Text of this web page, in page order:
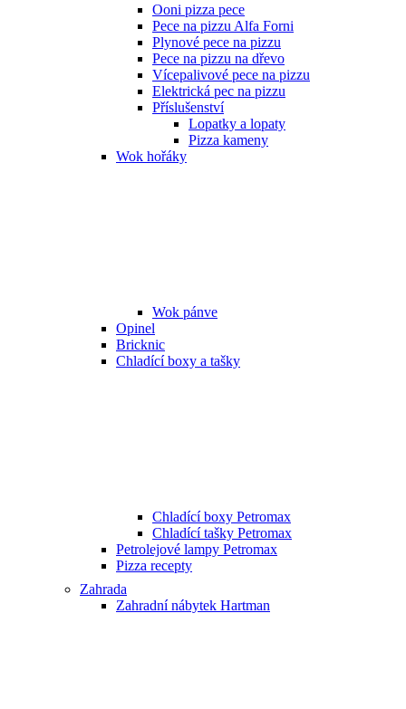
Ooni pizza pece
Pece na pizzu Alfa Forni
Plynové pece na pizzu
Pece na pizzu na dřevo
Vícepalivové pece na pizzu
Elektrická pec na pizzu
Příslušenství
Lopatky a lopaty
Pizza kameny
Wok hořáky
Wok pánve
Opinel
Bricknic
Chladící boxy a tašky
Chladící boxy Petromax
Chladící tašky Petromax
Petrolejové lampy Petromax
Pizza recepty
Zahrada
Zahradní nábytek Hartman